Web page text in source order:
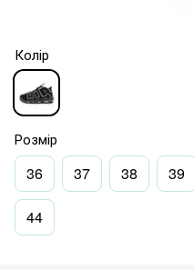
Колір
Розмір
36 37 38 39
44